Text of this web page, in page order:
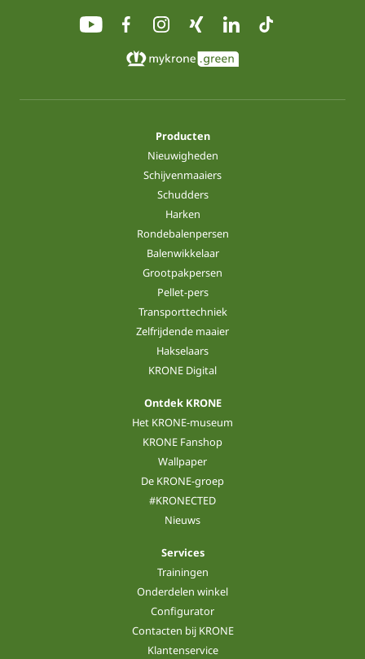
Producten
Nieuwigheden
Schijvenmaaiers
Schudders
Harken
Rondebalenpersen
Balenwikkelaar
Grootpakpersen
Pellet-pers
Transporttechniek
Zelfrijdende maaier
Hakselaars
KRONE Digital
Ontdek KRONE
Het KRONE-museum
KRONE Fanshop
Wallpaper
De KRONE-groep
#KRONECTED
Nieuws
Services
Trainingen
Onderdelen winkel
Configurator
Contacten bij KRONE
Klantenservice